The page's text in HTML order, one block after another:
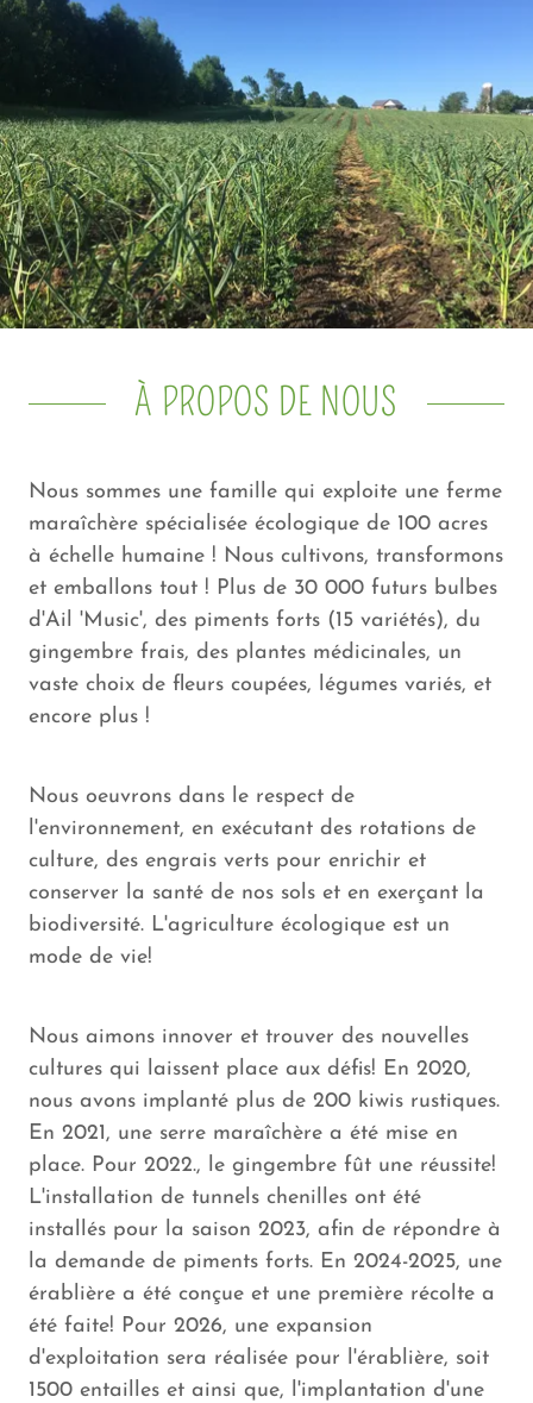
À PROPOS DE NOUS
Nous sommes une famille qui exploite une ferme
maraîchère spécialisée écologique de 100 acres
à échelle humaine ! Nous cultivons, transformons
et emballons tout ! Plus de 30 000 futurs bulbes
d'Ail 'Music', des piments forts (15 variétés), du
gingembre frais, des plantes médicinales, un
vaste choix de fleurs coupées, légumes variés, et
encore plus !
Nous oeuvrons dans le respect de
l'environnement, en exécutant des rotations de
culture, des engrais verts pour enrichir et
conserver la santé de nos sols et en exerçant la
biodiversité. L'agriculture écologique est un
mode de vie!
Nous aimons innover et trouver des nouvelles
cultures qui laissent place aux défis! En 2020,
nous avons implanté plus de 200 kiwis rustiques.
En 2021, une serre maraîchère a été mise en
place. Pour 2022., le gingembre fût une réussite!
L'installation de tunnels chenilles ont été
installés pour la saison 2023, afin de répondre à
la demande de piments forts. En 2024-2025, une
érablière a été conçue et une première récolte a
été faite! Pour 2026, une expansion
d'exploitation sera réalisée pour l'érablière, soit
1500 entailles et ainsi que, l'implantation d'une